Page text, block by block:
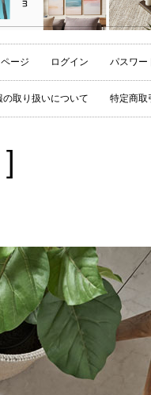
ージ ログイン パスワー
の取り扱いについて 特定商取